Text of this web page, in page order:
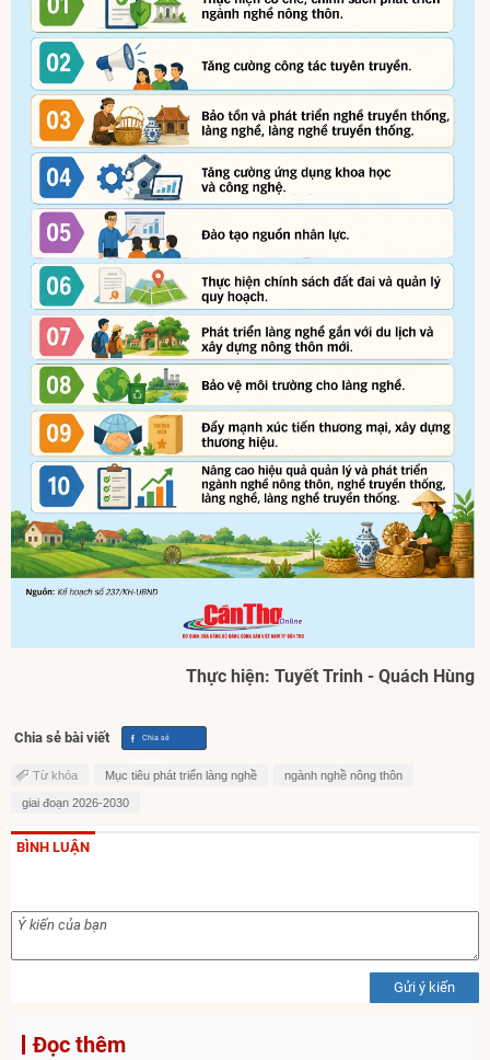
Thực hiện: Tuyết Trinh - Quách Hùng
Chia sẻ bài viết
Từ khóa Mục tiêu phát triển làng nghề ngành nghề nông thôn
giai đoạn 2026-2030
BÌNH LUẬN
Gửi ý kiến
Đọc thêm